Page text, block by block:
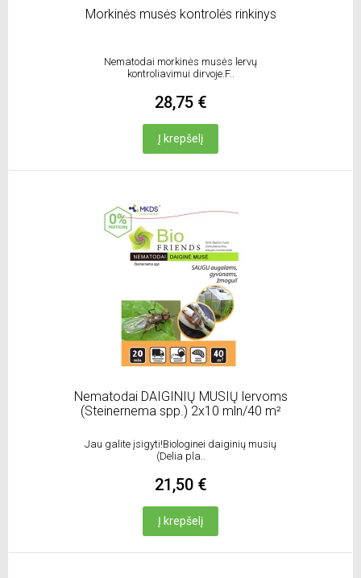
Morkinės musės kontrolės rinkinys
Nematodai morkinės musės lervų
kontroliavimui dirvoje.F..
28,75 €
Į krepšelį
Nematodai DAIGINIŲ MUSIŲ lervoms
(Steinernema spp.) 2x10 mln/40 m²
Jau galite įsigyti!Biologinei daiginių musių
(Delia pla..
21,50 €
Į krepšelį